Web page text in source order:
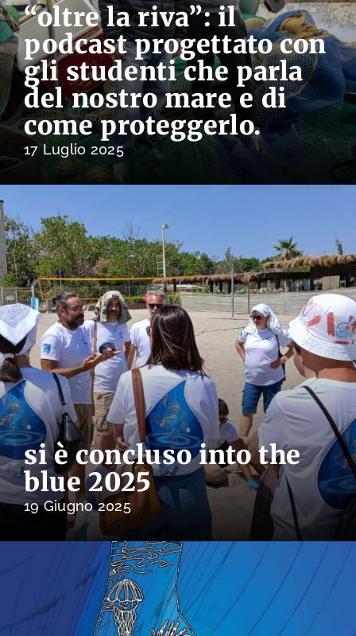
“oltre la riva”: il
podcast progettato con
gli studenti che parla
del nostro mare e di
come proteggerlo.
17 Luglio 2025
si è concluso into the
blue 2025
19 Giugno 2025